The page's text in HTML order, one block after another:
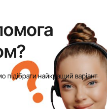
підібрати найкращий варіант